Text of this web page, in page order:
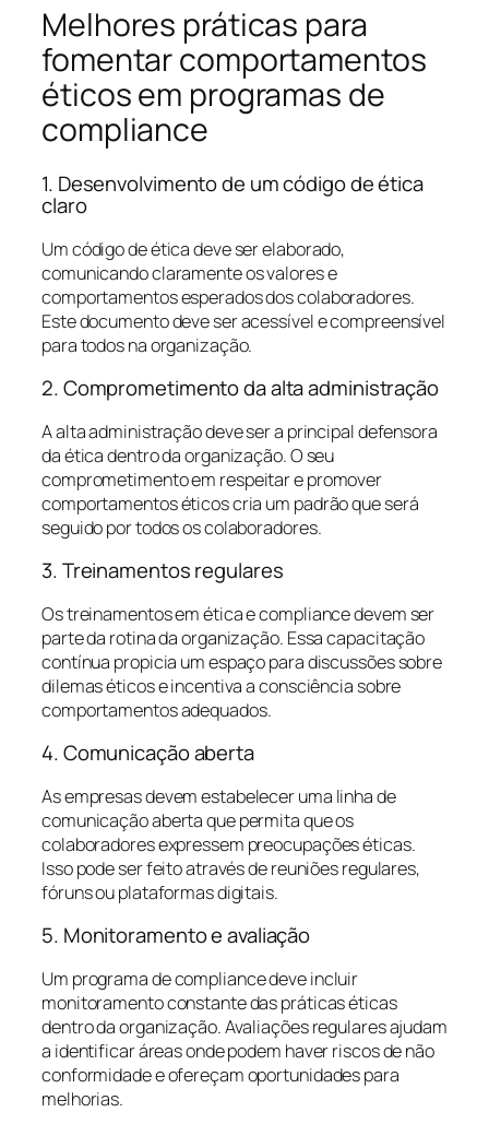
Melhores práticas para
fomentar comportamentos
éticos em programas de
compliance
1. Desenvolvimento de um código de ética
claro
Um código de ética deve ser elaborado,
comunicando claramente os valores e
comportamentos esperados dos colaboradores.
Este documento deve ser acessível e compreensível
para todos na organização.
2. Comprometimento da alta administração
A alta administração deve ser a principal defensora
da ética dentro da organização. O seu
comprometimento em respeitar e promover
comportamentos éticos cria um padrão que será
seguido por todos os colaboradores.
3. Treinamentos regulares
Os treinamentos em ética e compliance devem ser
parte da rotina da organização. Essa capacitação
contínua propicia um espaço para discussões sobre
dilemas éticos e incentiva a consciência sobre
comportamentos adequados.
4. Comunicação aberta
As empresas devem estabelecer uma linha de
comunicação aberta que permita que os
colaboradores expressem preocupações éticas.
Isso pode ser feito através de reuniões regulares,
fóruns ou plataformas digitais.
5. Monitoramento e avaliação
Um programa de compliance deve incluir
monitoramento constante das práticas éticas
dentro da organização. Avaliações regulares ajudam
a identificar áreas onde podem haver riscos de não
conformidade e ofereçam oportunidades para
melhorias.